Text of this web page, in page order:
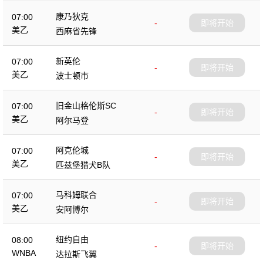
07:00
美乙
康乃狄克
-
西麻省先锋
即将开始
07:00
美乙
新英伦
-
波士顿市
即将开始
07:00
美乙
旧金山格伦斯SC
-
阿尔马登
即将开始
07:00
美乙
阿克伦城
-
匹兹堡猎犬B队
即将开始
07:00
美乙
马科姆联合
-
安阿博尔
即将开始
08:00
WNBA
纽约自由
-
达拉斯飞翼
即将开始